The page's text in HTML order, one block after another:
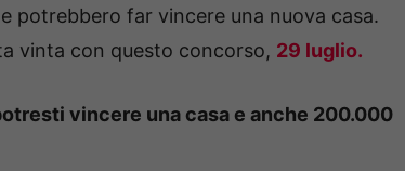
potrebbero far vincere una nuova casa.
vinta con questo concorso, 29 luglio.
vincere una casa e anche 200.000